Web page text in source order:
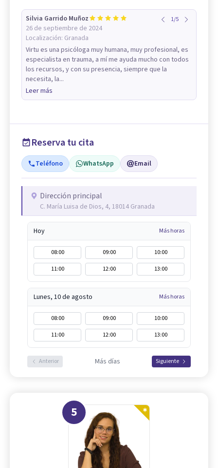
Silvia Garrido Muñoz
26 de septiembre de 2024
Localización: Granada
1/5
Virtu es una psicóloga muy humana, muy profesional, es
especialista en trauma, a mí me ayuda mucho con todos
los recursos, y con su presencia, siempre que la
necesita, la...
Leer más
Reserva tu cita
Teléfono WhatsApp Email
Dirección principal
C. María Luisa de Dios, 4, 18014 Granada
Hoy Más horas
08:00 09:00
10:00
11:00
12:00 13:00
Lunes, 10 de agosto Más horas
08:00 09:00
10:00
11:00
12:00 13:00
Anterior Más días Siguiente
5